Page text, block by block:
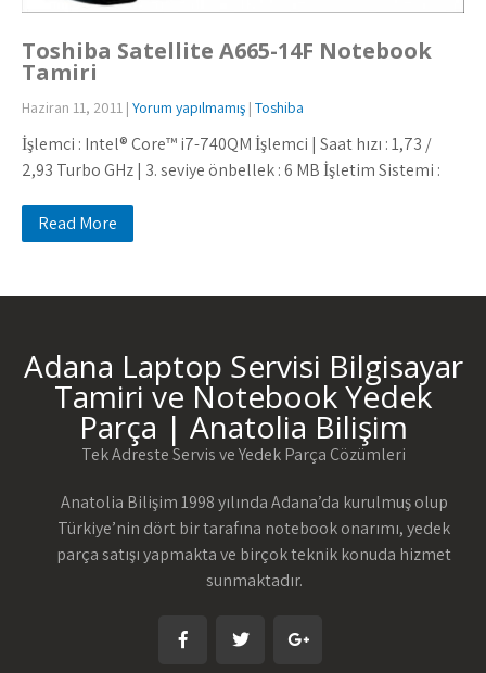
Toshiba Satellite A665-14F Notebook
Tamiri
Haziran 11, 2011 | Yorum yapılmamış | Toshiba
İşlemci : Intel® Core™ i7-740QM İşlemci | Saat hızı : 1,73 /
2,93 Turbo GHz | 3. seviye önbellek : 6 MB İşletim Sistemi :
Read More
Adana Laptop Servisi Bilgisayar
Tamiri ve Notebook Yedek
Parça | Anatolia Bilişim
Tek Adreste Servis ve Yedek Parça Çözümleri
Anatolia Bilişim 1998 yılında Adana’da kurulmuş olup
Türkiye’nin dört bir tarafına notebook onarımı, yedek
parça satışı yapmakta ve birçok teknik konuda hizmet
sunmaktadır.